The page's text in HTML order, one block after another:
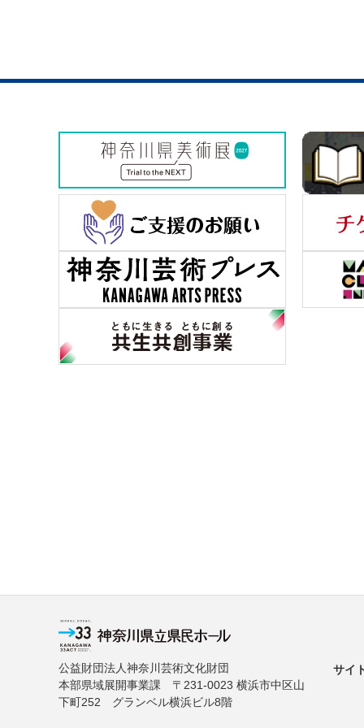
公益財団法人神奈川芸術文化財団
本部県域展開事業課 〒231-0023 横浜市中区山
下町252 グランベル横浜ビル8階
サイ